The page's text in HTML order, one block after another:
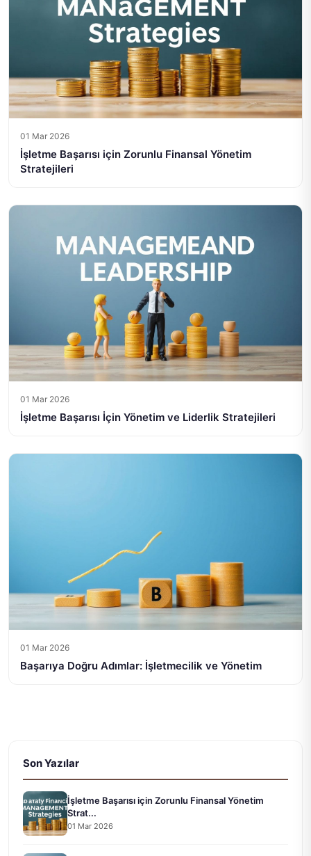
01 Mar 2026
İşletme Başarısı için Zorunlu Finansal Yönetim
Stratejileri
01 Mar 2026
İşletme Başarısı İçin Yönetim ve Liderlik Stratejileri
01 Mar 2026
Başarıya Doğru Adımlar: İşletmecilik ve Yönetim
Son Yazılar
İşletme Başarısı için Zorunlu Finansal Yönetim
Strat...
01 Mar 2026